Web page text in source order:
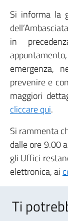
Si informa la
in
emergenza,
prevenire e
maggiori
cliccare qui.
Si rammenta
dalle ore 9.00
gli Uffici
elettronica, ai
Ti